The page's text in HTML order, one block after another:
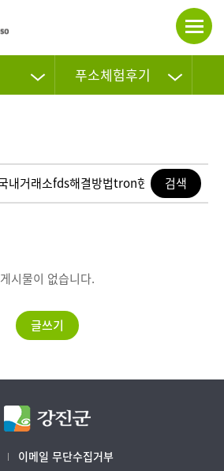
푸소체험후기
게시물이 없습니다.
글쓰기
이메일 무단수집거부